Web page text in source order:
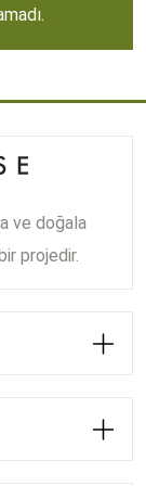
ve doğala
projedir.